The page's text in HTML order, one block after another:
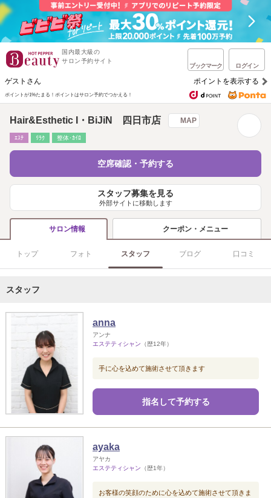
国内最大級の
サロン予約サイト
ブックマーク ログイン
ゲストさん ポイントを表示する
ポイントが1%たまる！ ポイントはサロン予約でつかえる！
Hair&Esthetic I・BiJiN 四日市店 MAP
ｴｽﾃ ﾘﾗｸ 整体･ｶｲﾛ
空席確認・予約する
スタッフ募集を見る
外部サイトに移動します
サロン情報 クーポン・メニュー
トップ フォト スタッフ ブログ 口コミ
スタッフ
anna
アンナ
エステティシャン （歴12年）
手に心を込めて施術させて頂きます
指名して予約する
ayaka
アヤカ
エステティシャン （歴1年）
お客様の笑顔のために心を込めて施術させて頂きま